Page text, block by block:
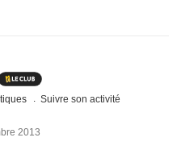
Suivre son activité
2013